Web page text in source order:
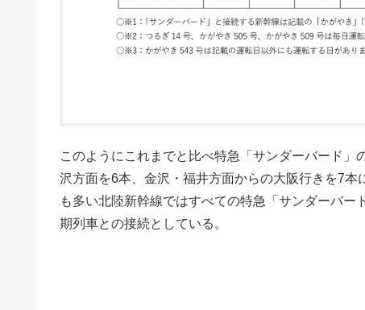
このようにこれまでと比べ特急「サンダーバード
沢方面を6本、金沢・福井方面からの大阪行きを7
も多い北陸新幹線ではすべての特急「サンダーバ
期列車との接続としている。